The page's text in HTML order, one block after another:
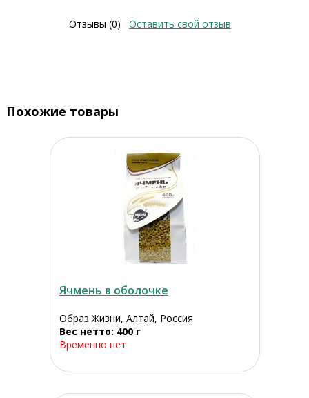
Отзывы (0) Оставить свой отзыв
Похожие товары
Ячмень в оболочке
Образ Жизни, Алтай, Россия
Вес нетто: 400 г
Временно нет